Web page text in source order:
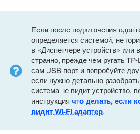
Если после подключения
определяется системой, не
в «Диспетчере устройств» или
странно, прежде чем ругать TP-
сам USB-порт и попробуйте
если нужно детально
система не видит устройство,
инструкция что делать, если
видит Wi-Fi адаптер.